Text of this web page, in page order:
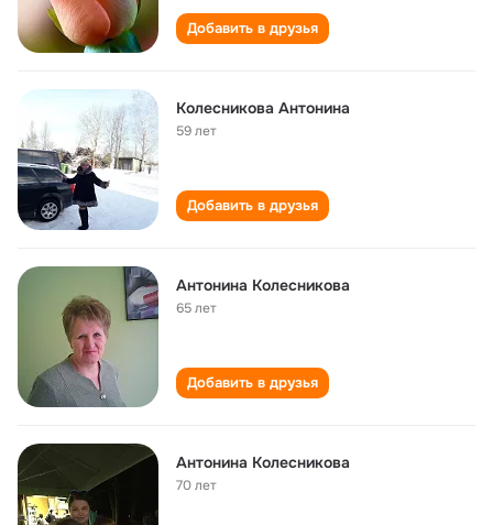
Добавить в друзья
Колесникова Антонина
59 лет
Добавить в друзья
Антонина Колесникова
65 лет
Добавить в друзья
Антонина Колесникова
70 лет